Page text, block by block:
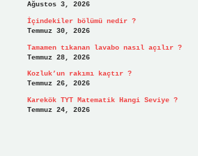
Ağustos 3, 2026
İçindekiler bölümü nedir ?
Temmuz 30, 2026
Tamamen tıkanan lavabo nasıl açılır ?
Temmuz 28, 2026
Kozluk’un rakımı kaçtır ?
Temmuz 26, 2026
Karekök TYT Matematik Hangi Seviye ?
Temmuz 24, 2026